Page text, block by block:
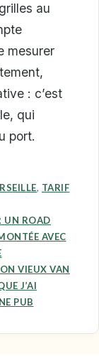
au
mesurer
: c’est
qui
port.
, TARIF
UN ROAD
AVEC
VIEUX VAN
J’AI
PUB